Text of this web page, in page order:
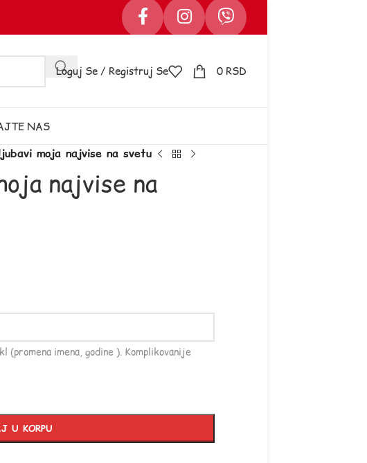
Loguj Se / Registruj Se 0 RSD
NAS
moja najvise na svetu
najvise na
imena, godine ). Komplikovanije
U KORPU